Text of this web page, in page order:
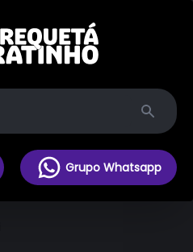
Search
Grupo Whatsapp